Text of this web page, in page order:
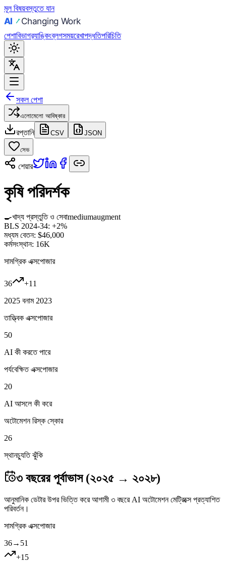
মূল বিষয়বস্তুতে যান
পেশাবিভাগর‍্যাঙ্কিংব্লগসময়রেখাপদ্ধতিপরিচিতি
সকল পেশা
এলোমেলো আবিষ্কার
রপ্তানি CSV JSON
সেভ
শেয়ার
কৃষি পরিদর্শক
🍳খাদ্য প্রস্তুতি ও সেবাmediumaugment
BLS 2024-34: +2%
মধ্যম বেতন: $46,000
কর্মসংস্থান: 16K
সামগ্রিক এক্সপোজার
36 +11
2025 বনাম 2023
তাত্ত্বিক এক্সপোজার
50
AI কী করতে পারে
পর্যবেক্ষিত এক্সপোজার
20
AI আসলে কী করে
অটোমেশন রিস্ক স্কোর
26
স্থানচ্যুতি ঝুঁকি
৩ বছরের পূর্বাভাস (২০২৫ → ২০২৮)
আনুমানিক ডেটার উপর ভিত্তি করে আগামী ৩ বছরে AI অটোমেশন মেট্রিক্সে প্রত্যাশিত
পরিবর্তন।
সামগ্রিক এক্সপোজার
36→ 51
+15